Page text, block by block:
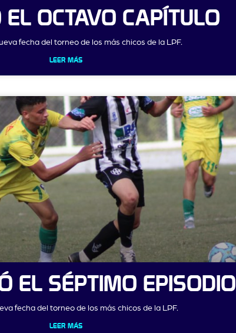
OCTAVO CAPÍTULO
fecha del torneo de los más chicos de la LPF.
LEER MÁS
EL SÉPTIMO EPISODIO
fecha del torneo de los más chicos de la LPF.
LEER MÁS